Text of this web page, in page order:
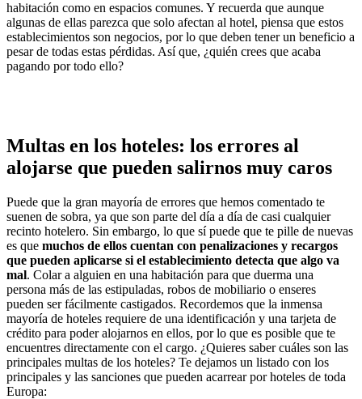
habitación como en espacios comunes. Y recuerda que aunque
algunas de ellas parezca que solo afectan al hotel, piensa que estos
establecimientos son negocios, por lo que deben tener un beneficio a
pesar de todas estas pérdidas. Así que, ¿quién crees que acaba
pagando por todo ello?
Multas en los hoteles: los errores al
alojarse que pueden salirnos muy caros
Puede que la gran mayoría de errores que hemos comentado te
suenen de sobra, ya que son parte del día a día de casi cualquier
recinto hotelero. Sin embargo, lo que sí puede que te pille de nuevas
es que muchos de ellos cuentan con penalizaciones y recargos
que pueden aplicarse si el establecimiento detecta que algo va
mal. Colar a alguien en una habitación para que duerma una
persona más de las estipuladas, robos de mobiliario o enseres
pueden ser fácilmente castigados. Recordemos que la inmensa
mayoría de hoteles requiere de una identificación y una tarjeta de
crédito para poder alojarnos en ellos, por lo que es posible que te
encuentres directamente con el cargo. ¿Quieres saber cuáles son las
principales multas de los hoteles? Te dejamos un listado con los
principales y las sanciones que pueden acarrear por hoteles de toda
Europa: